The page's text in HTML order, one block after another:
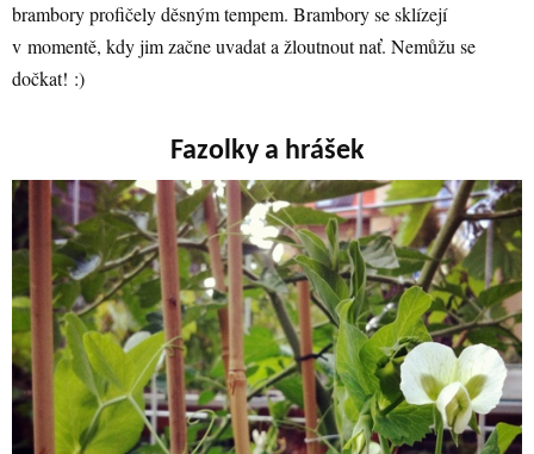
brambory profičely děsným tempem. Brambory se sklízejí
v momentě, kdy jim začne uvadat a žloutnout nať. Nemůžu se
dočkat! :)
Fazolky a hrášek